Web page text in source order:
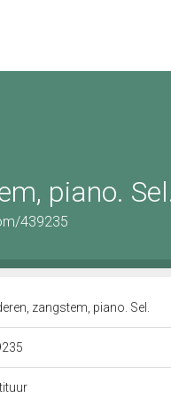
piano.
439235
zangstem, piano. Sel.